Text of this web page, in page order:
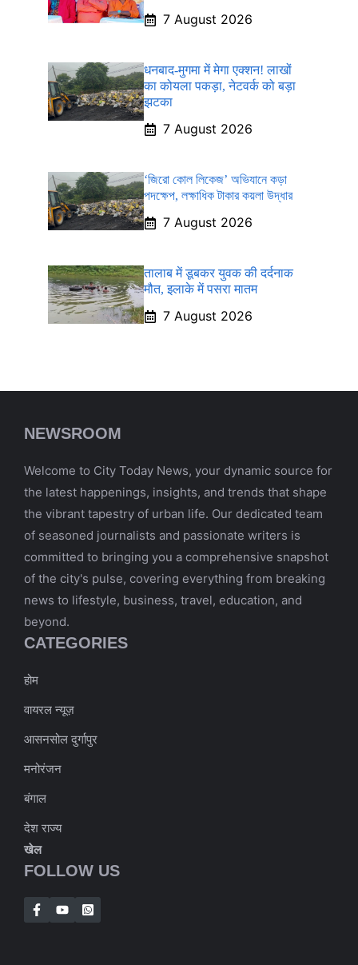
7 August 2026
धनबाद-मुगमा में मेगा एक्शन! लाखों
का कोयला पकड़ा, नेटवर्क को बड़ा
झटका
7 August 2026
‘জিরো কোল লিকেজ’ অভিযানে কড়া
পদক্ষেপ, লক্ষাধিক টাকার কয়লা উদ্ধার
7 August 2026
तालाब में डूबकर युवक की दर्दनाक
मौत, इलाके में पसरा मातम
7 August 2026
NEWSROOM
Welcome to City Today News, your dynamic source for
the latest happenings, insights, and trends that shape
the vibrant tapestry of urban life. Our dedicated team
of seasoned journalists and passionate writers is
committed to bringing you a comprehensive snapshot
of the city's pulse, covering everything from breaking
news to lifestyle, business, travel, education, and
beyond.
CATEGORIES
होम
वायरल न्यूज़
आसनसोल दुर्गापुर
मनोरंजन
बंगाल
देश राज्य
खेल
FOLLOW US